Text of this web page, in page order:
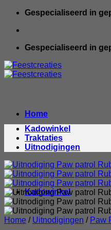
inhoud
Gespecialiseerd in
Gespecialiseerd in
Home
Kadowinkel
Kadowinkel
Traktaties
Uitnodigingen
Home / Uitnodigingen / Paw